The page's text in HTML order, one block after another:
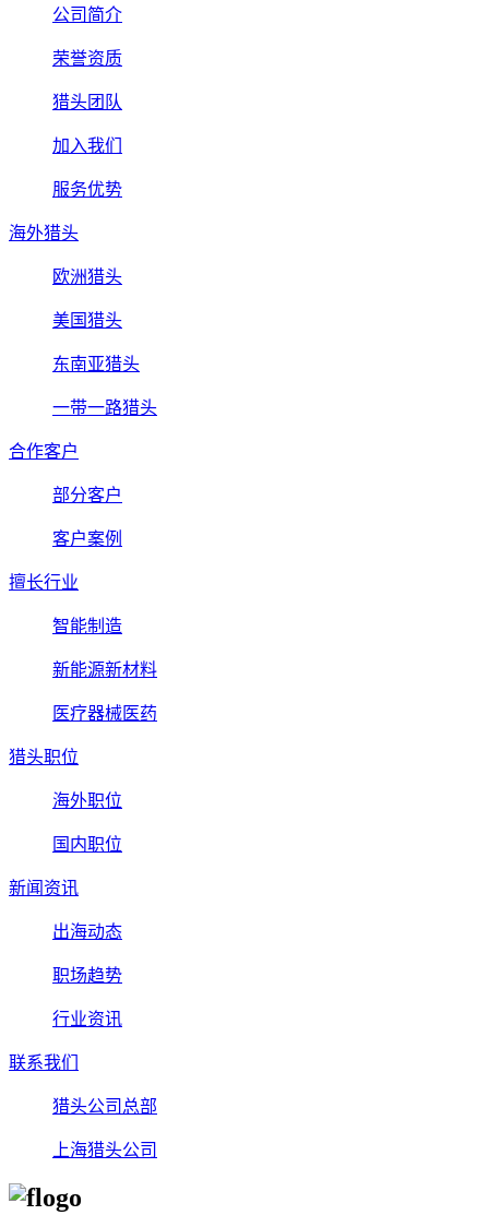
公司简介
荣誉资质
猎头团队
加入我们
服务优势
海外猎头
欧洲猎头
美国猎头
东南亚猎头
一带一路猎头
合作客户
部分客户
客户案例
擅长行业
智能制造
新能源新材料
医疗器械医药
猎头职位
海外职位
国内职位
新闻资讯
出海动态
职场趋势
行业资讯
联系我们
猎头公司总部
上海猎头公司